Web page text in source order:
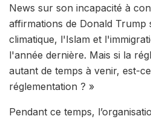
News sur son incapacité à
affirmations de Donald Trump
climatique, l'Islam et
l'année dernière. Mais si la
autant de temps à venir, est-
réglementation ? »
Pendant ce temps,